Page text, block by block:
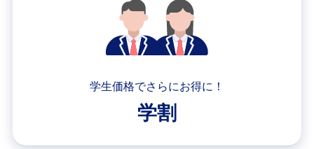
学生価格でさらにお得に！
学割